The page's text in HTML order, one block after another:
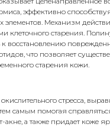
эффективно
элементов. Механизм
клеточного старения.
восстановлению
что позволяет
старения кожи.
стресса,
самым помогая
а также придает коже